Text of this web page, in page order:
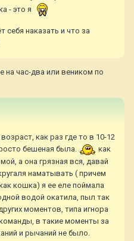
- это я
себя наказать и что за
на час-два или веником по
как раз где то в 10-12
бешеная была.
как
а она грязная вся, давай
наматывать ( причем
кошка) я ее еле поймала
водой окатила, пыл так
моментов, типа игнора
в такие моменты за
и рычаний не было.